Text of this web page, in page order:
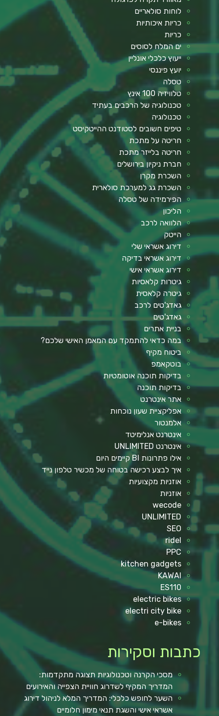
לוחות סולאריים
כריות איכותיות
כריות
ים המלח לסוסים
ייעוץ כלכלי אונליין
יועץ פיננסי
טסלה
טלוויזיה 100 אינץ
טכנולוגיה של הרכבים בעתיד
טכנולוגיה
טיפים חשובים לסטודנט ההייטקיסט
חריטה על מתכת
חריטה בלייזר מתכת
חברת ניקיון בירושלים
השכרת מקרן
השכרת גג למערכת סולארית
הפירמידה של טסלה
הליכון
הלוואה לרכב
הייטק
דירוג אשראי שלי
דירוג אשראי בדיקה
דירוג אשראי אישי
גיטרות קלאסיות
גיטרה קלאסית
גאדג'טים לרכב
גאדג'טים
בניית אתרים
במה כדאי להתמקד עם המאמן האישי שלכם?
ביטוח מקיף
בוטקאמפ
בדיקות תוכנה אוטומטיות
בדיקות תוכנה
אתר אינטרנט
אפליקציית שעון נוכחות
אלמנטור
אינטרנט אנלימיטד
אינטרנט UNLIMITED
אילו פתרונות BI קיימים היום
איך לבצע רכישה בטוחה של מכשיר טלפון נייד
אוזניות מקצועיות
אוזניות
wecode
UNLIMITED
SEO
ridel
PPC
kitchen gadgets
KAWAI
ES110
electric bikes
electri city bike
e-bikes
כתבות וסקירות
מסכי הקרנה וטכנולוגיות תצוגה מתקדמות:
המדריך המקיף לשדרוג חוויית הצפייה והאירועים
השער לחופש כלכלי: המדריך המלא לניהול דירוג
אשראי אישי והשגת תנאי מימון חלומיים